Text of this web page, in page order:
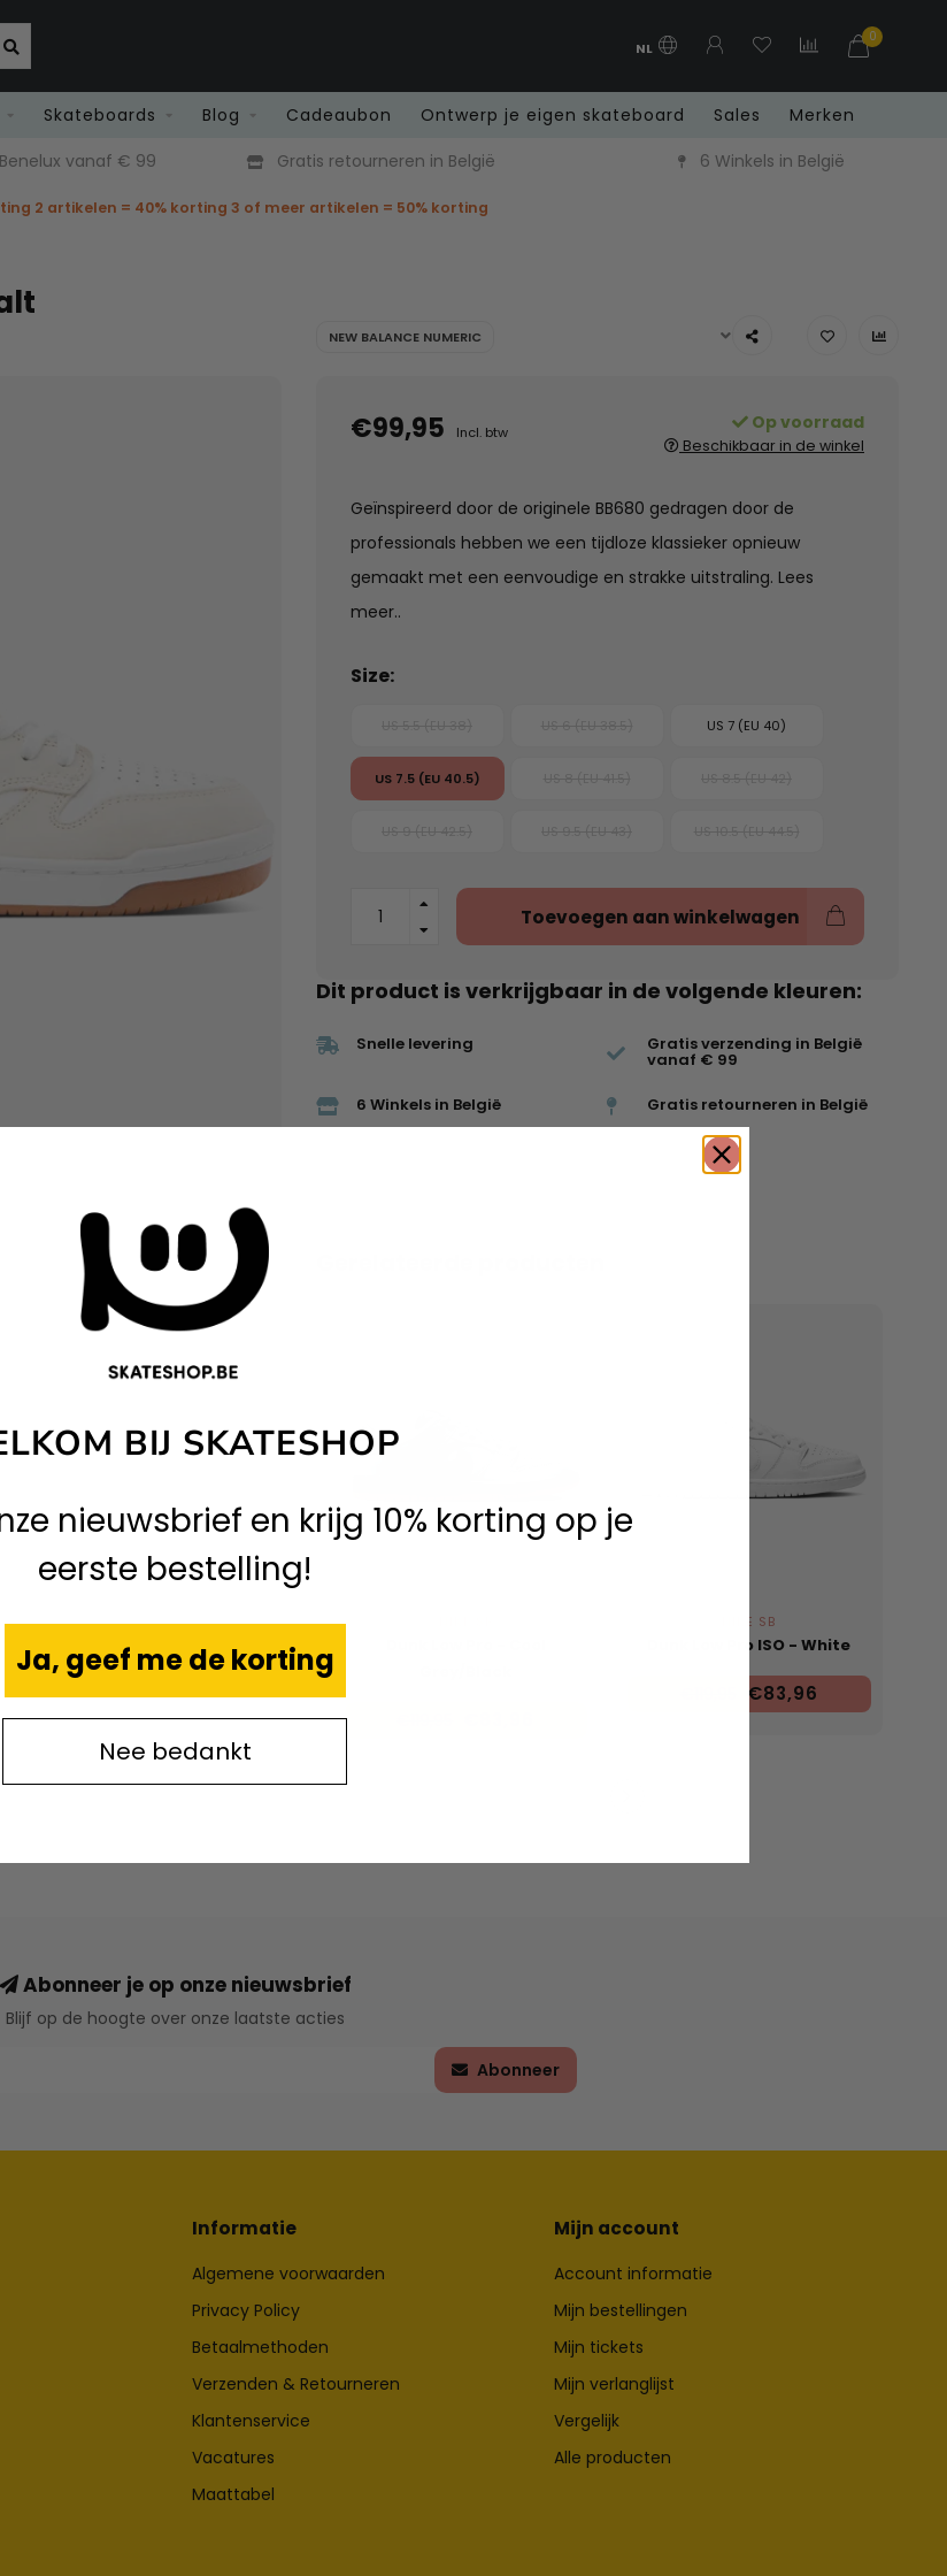
NL
0
Skateboards Blog Cadeaubon Ontwerp je eigen skateboard Sales
Merken
vanaf € 99 Gratis retourneren in België 6 Winkels in België
2 artikelen = 40% korting 3 of meer artikelen = 50% korting
NEW BALANCE NUMERIC
€99,95 Incl. btw Op voorraad
Beschikbaar in de winkel
Geïnspireerd door de originele BB680 gedragen door de
professionals hebben we een tijdloze klassieker opnieuw
gemaakt met een eenvoudige en strakke uitstraling. Lees
meer..
Size:
US 7 (EU 40)
US 7.5 (EU 40.5)
Toevoegen aan winkelwagen
Dit product is verkrijgbaar in de volgende kleuren:
Snelle levering Gratis verzending in België
vanaf € 99
6 Winkels in België Gratis retourneren in België
NIKE SB
Dunk Low Pro ISO - White
€83,96
Abonneer je op onze nieuwsbrief
Blijf op de hoogte over onze laatste acties
Abonneer
Informatie
Algemene voorwaarden
Privacy Policy
Betaalmethoden
Verzenden & Retourneren
Klantenservice
Vacatures
Maattabel
Mijn account
Account informatie
Mijn bestellingen
Mijn tickets
Mijn verlanglijst
Vergelijk
Alle producten
BIJ SKATESHOP
nieuwsbrief en krijg 10% korting op je
eerste bestelling!
Ja, geef me de korting
Nee bedankt